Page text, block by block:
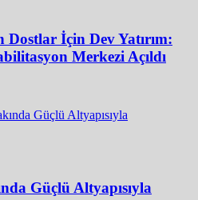
İçin Dev Yatırım:
Merkezi Açıldı
Güçlü Altyapısıyla